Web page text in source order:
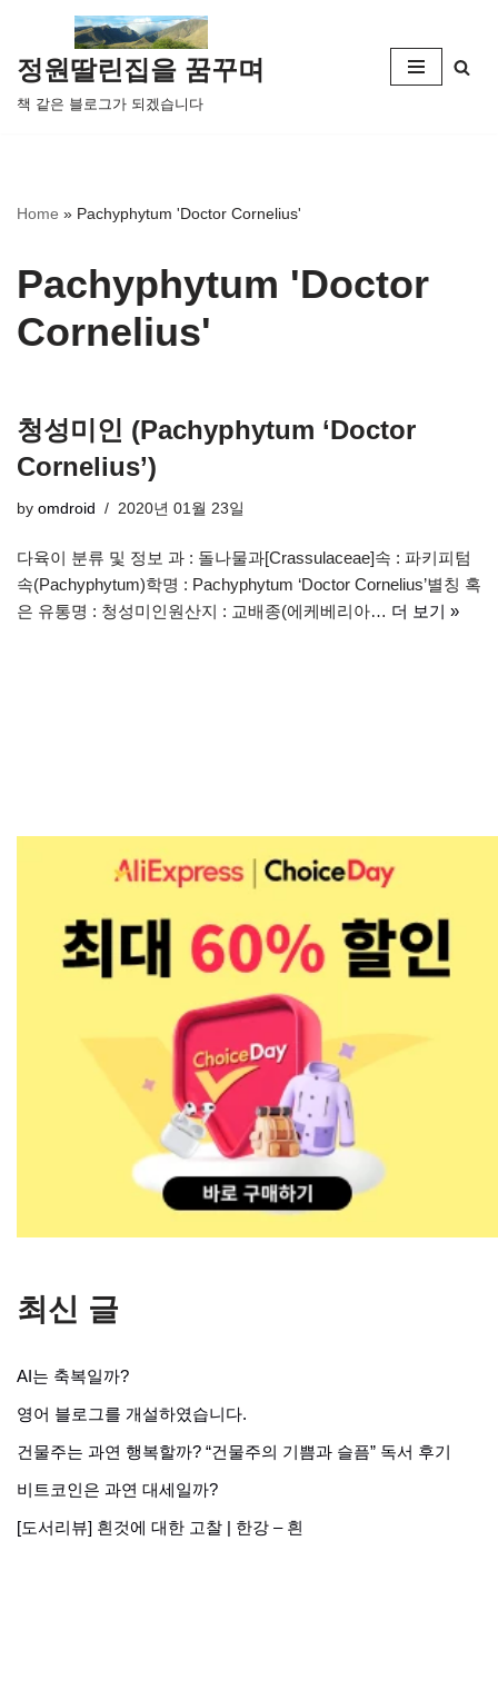
콘
텐
츠
뛰
정원딸린집을 꿈꾸며
책 같은 블로그가 되겠습니다
Home » Pachyphytum 'Doctor Cornelius'
Pachyphytum 'Doctor
Cornelius'
청성미인 (Pachyphytum ‘Doctor
Cornelius’)
by omdroid 2020년 01월 23일
다육이 분류 및 정보 과 : 돌나물과[Crassulaceae]속 : 파키피텀
속(Pachyphytum)학명 : Pachyphytum ‘Doctor Cornelius’별칭 혹
은 유통명 : 청성미인원산지 : 교배종(에케베리아… 더 보기 »
최신 글
AI는 축복일까?
영어 블로그를 개설하였습니다.
건물주는 과연 행복할까? “건물주의 기쁨과 슬픔” 독서 후기
비트코인은 과연 대세일까?
[도서리뷰] 흰것에 대한 고찰 | 한강 – 흰